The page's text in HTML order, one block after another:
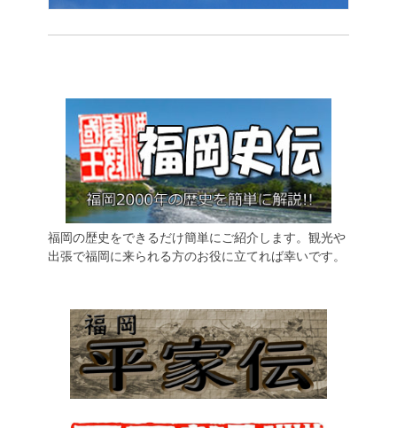
福岡の歴史をできるだけ簡単にご紹介します。観光や
出張で福岡に来られる方のお役に立てれば幸いです。